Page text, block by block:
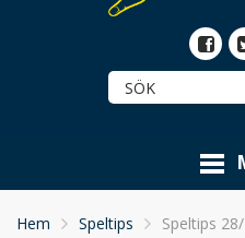
Hem Speltips Speltips